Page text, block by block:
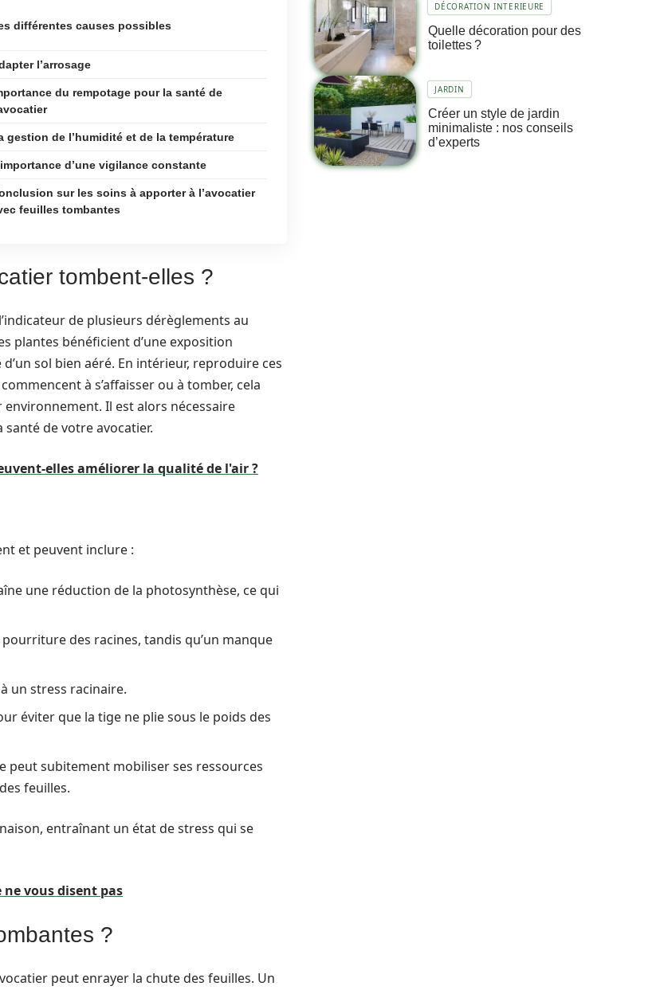
différentes causes possibles
l’arrosage
du rempotage pour la santé de
gestion de l’humidité et de la température
d’une vigilance constante
sur les soins à apporter à l’avocatier
feuilles tombantes
tombent-elles ?
de plusieurs dérèglements au
plantes bénéficient d’une exposition
sol bien aéré. En intérieur, reproduire ces
à s’affaisser ou à tomber, cela
Il est alors nécessaire
de votre avocatier.
elles améliorer la qualité de l'air ?
et peuvent inclure :
une réduction de la photosynthèse, ce qui
des racines, tandis qu’un manque
un stress racinaire.
éviter que la tige ne plie sous le poids des
peut subitement mobiliser ses ressources
feuilles.
entraînant un état de stress qui se
ne vous disent pas
?
peut enrayer la chute des feuilles. Un
DÉCORATION INTERIEURE
Quelle décoration pour des
toilettes ?
JARDIN
Créer un style de jardin
minimaliste : nos conseils
d’experts